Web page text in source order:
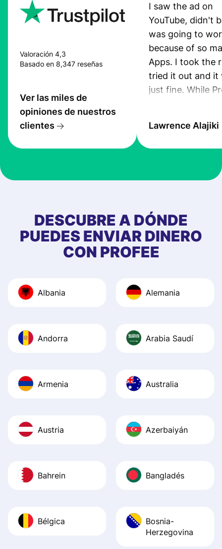
Valoración 4,3
Basado en 8,347 reseñas
Ver las miles de
opiniones de nuestros
clientes
I saw the ad on
YouTube, didn't
was going to
because of so
Apps. I took the
tried it out and it
just fine. While
transfer. Also,
this standard. I
Lawrence Alajiki
DESCUBRE A DÓNDE
PUEDES ENVIAR DINERO
CON PROFEE
Albania Alemania
Andorra Arabia Saudí
Armenia Australia
Austria Azerbaiyán
Bahrein Bangladés
Bélgica
Bosnia-
Herzegovina